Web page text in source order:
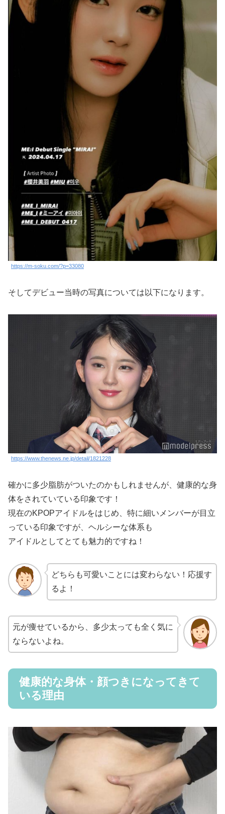
https://m-soku.com/?p=33080
そしてデビュー当時の写真については以下になります。
https://www.thenews.ne.jp/detail/1821228
確かに多少脂肪がついたのかもしれませんが、健康的な身
体をされていている印象です！
現在のKPOPアイドルをはじめ、特に細いメンバーが目立
っている印象ですが、ヘルシーな体系も
アイドルとしてとても魅力的ですね！
どちらも可愛いことには変わらない！応援す
るよ！
元が痩せているから、多少太っても全く気に
ならないよね。
健康的な身体・顔つきになってきて
いる理由